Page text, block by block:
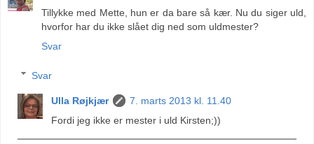
Tillykke med Mette, hun er da bare så kær. Nu du siger uld,
hvorfor har du ikke slået dig ned som uldmester?
Svar
Svar
Ulla Røjkjær
7. marts 2013 kl. 11.40
Fordi jeg ikke er mester i uld Kirsten;))